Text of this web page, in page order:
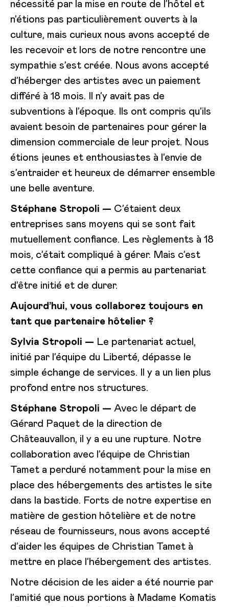
nécessité par la mise en route de l’hôtel et
n’étions pas particulièrement ouverts à la
culture, mais curieux nous avons accepté de
les recevoir et lors de notre rencontre une
sympathie s’est créée. Nous avons accepté
d’héberger des artistes avec un paiement
différé à 18 mois. Il n’y avait pas de
subventions à l’époque. Ils ont compris qu’ils
avaient besoin de partenaires pour gérer la
dimension commerciale de leur projet. Nous
étions jeunes et enthousiastes à l’envie de
s’entraider et heureux de démarrer ensemble
une belle aventure.
Stéphane Stropoli — C’étaient deux
entreprises sans moyens qui se sont fait
mutuellement confiance. Les règlements à 18
mois, c’était compliqué à gérer. Mais c’est
cette confiance qui a permis au partenariat
d’être initié et de durer.
Aujourd’hui, vous collaborez toujours en
tant que partenaire hôtelier ?
Sylvia Stropoli — Le partenariat actuel,
initié par l’équipe du Liberté, dépasse le
simple échange de services. Il y a un lien plus
profond entre nos structures.
Stéphane Stropoli — Avec le départ de
Gérard Paquet de la direction de
Châteauvallon, il y a eu une rupture. Notre
collaboration avec l’équipe de Christian
Tamet a perduré notamment pour la mise en
place des hébergements des artistes le site
dans la bastide. Forts de notre expertise en
matière de gestion hôtelière et de notre
réseau de fournisseurs, nous avons accepté
d’aider les équipes de Christian Tamet à
mettre en place l’hébergement des artistes.
Notre décision de les aider a été nourrie par
l’amitié que nous portions à Madame Komatis